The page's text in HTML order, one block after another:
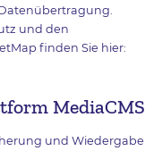
und den
finden Sie hier:
MediaCMS
und Wiedergabe